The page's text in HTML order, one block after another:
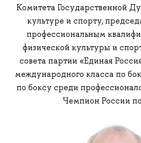
Комитета Государственной
культуре и спорту,
профессиональным
физической культуры и
совета партии «Единая
международного класса по
по боксу среди
Чемпион России